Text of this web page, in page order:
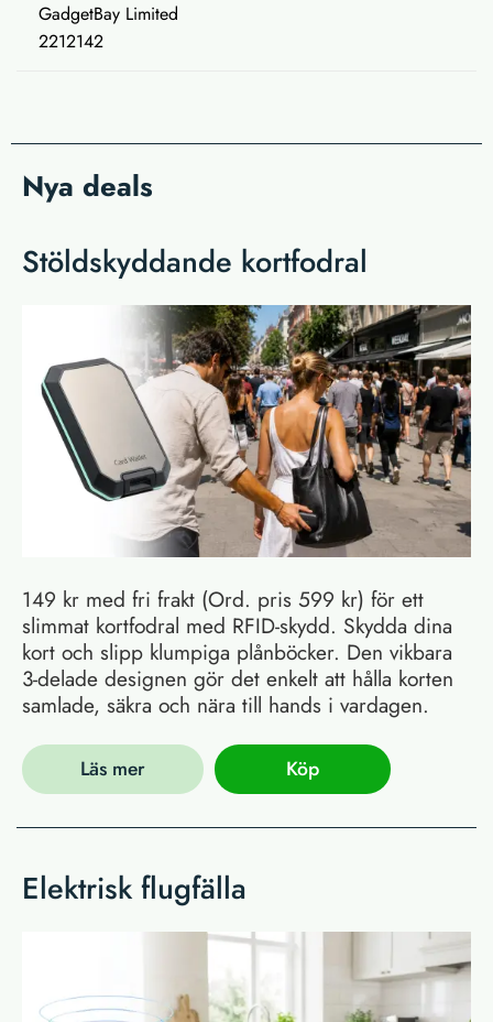
GadgetBay Limited
2212142
Nya deals
Stöldskyddande kortfodral
149 kr med fri frakt (Ord. pris 599 kr) för ett
slimmat kortfodral med RFID-skydd. Skydda dina
kort och slipp klumpiga plånböcker. Den vikbara
3-delade designen gör det enkelt att hålla korten
samlade, säkra och nära till hands i vardagen.
Läs mer Köp
Elektrisk flugfälla